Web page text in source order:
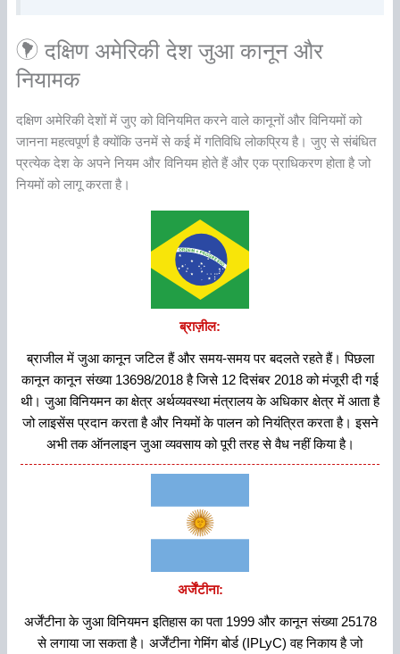
दक्षिण अमेरिकी देश जुआ कानून और
नियामक
दक्षिण अमेरिकी देशों में जुए को विनियमित करने वाले कानूनों और विनियमों को
जानना महत्वपूर्ण है क्योंकि उनमें से कई में गतिविधि लोकप्रिय है। जुए से संबंधित
प्रत्येक देश के अपने नियम और विनियम होते हैं और एक प्राधिकरण होता है जो
नियमों को लागू करता है।
ब्राज़ील:
ब्राजील में जुआ कानून जटिल हैं और समय-समय पर बदलते रहते हैं। पिछला
कानून कानून संख्या 13698/2018 है जिसे 12 दिसंबर 2018 को मंजूरी दी गई
थी। जुआ विनियमन का क्षेत्र अर्थव्यवस्था मंत्रालय के अधिकार क्षेत्र में आता है
जो लाइसेंस प्रदान करता है और नियमों के पालन को नियंत्रित करता है। इसने
अभी तक ऑनलाइन जुआ व्यवसाय को पूरी तरह से वैध नहीं किया है।
अर्जेंटीना:
अर्जेंटीना के जुआ विनियमन इतिहास का पता 1999 और कानून संख्या 25178
से लगाया जा सकता है। अर्जेंटीना गेमिंग बोर्ड (IPLyC) वह निकाय है जो